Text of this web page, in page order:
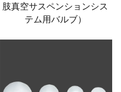
肢真空サスペンションシス
テム用バルブ）